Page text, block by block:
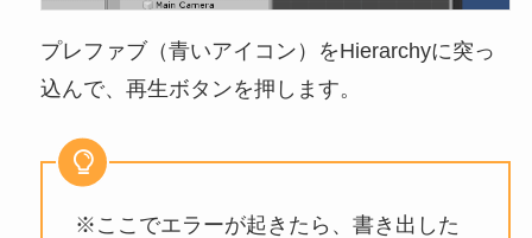
プレファブ（青いアイコン）をHierarchyに突っ
込んで、再生ボタンを押します。
※ここでエラーが起きたら、書き出した